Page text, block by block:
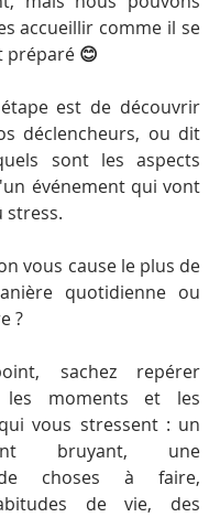
accueillir comme il se
préparé 😊
est de découvrir
déclencheurs, ou dit
sont les aspects
événement qui vont
stress.
vous cause le plus de
quotidienne ou
?
sachez repérer
les moments et les
vous stressent : un
bruyant, une
choses à faire,
de vie, des